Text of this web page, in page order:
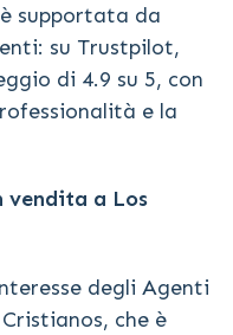
supportata da
su Trustpilot,
di 4.9 su 5, con
e la
vendita a Los
degli Agenti
che è